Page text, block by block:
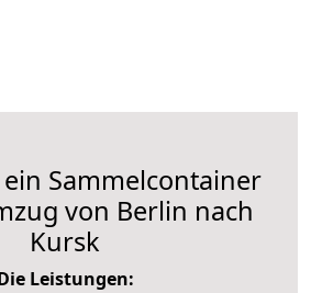
ein Sammelcontainer
von Berlin nach
Kursk
Leistungen: